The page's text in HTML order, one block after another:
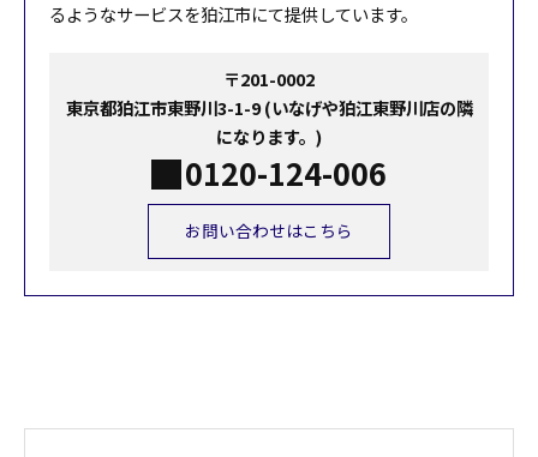
るようなサービスを狛江市にて提供しています。
〒201-0002
東京都狛江市東野川3-1-9 (いなげや狛江東野川店の隣
になります。)
0120-124-006
お問い合わせはこちら